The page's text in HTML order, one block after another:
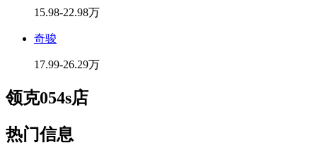
15.98-22.98万
奇骏
17.99-26.29万
领克054s店
热门信息